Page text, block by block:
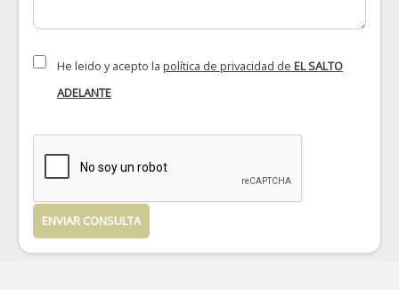
He leido y acepto la política de privacidad de EL SALTO
ADELANTE
ENVIAR CONSULTA